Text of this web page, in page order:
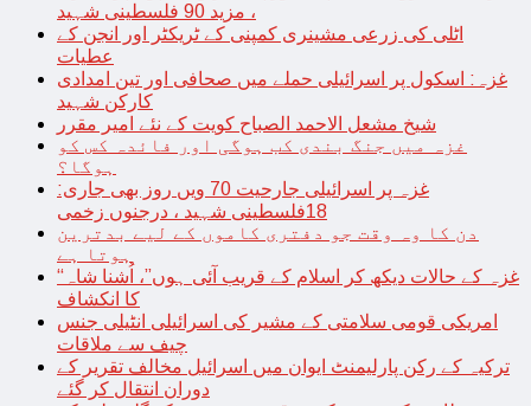
، مزید 90 فلسطینی شہید
اٹلی کی زرعی مشینری کمپنی کے ٹریکٹر اور انجن کے
عطیات
غزہ: اسکول پر اسرائیلی حملے میں صحافی اور تین امدادی
کارکن شہید
شیخ مشعل الاحمد الصباح کویت کے نئے امیر مقرر
غزہ میں جنگ بندی کب ہوگی اور فائدہ کس کو
ہوگا؟
غزہ پر اسرائیلی جارحیت 70 ویں روز بھی جاری:
18فلسطینی شہید ، درجنوں زخمی
دن کا وہ وقت جو دفتری کاموں کے لیے بدترین
ہوتا ہے
“غزہ کے حالات دیکھ کر اسلام کے قریب آئی ہوں”، اُشنا شاہ
کا انکشاف
امریکی قومی سلامتی کے مشیر کی اسرائیلی انٹیلی جنس
چیف سے ملاقات
ترکیہ کے رکن پارلیمنٹ ایوان میں اسرائیل مخالف تقریر کے
دوران انتقال کر گئے